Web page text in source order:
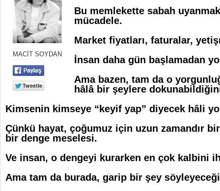
MACİT SOYDAN
Bu memlekette sabah
mücadele.
Market fiyatları, faturalar,
İnsan daha gün başlamadan
Ama bazen, tam da o
hâlâ bir şeylere
Kimsenin kimseye “keyif yap” diyecek hâli
Çünkü hayat, çoğumuz için uzun zamandır
bir denge meselesi.
Ve insan, o dengeyi kurarken en çok kalbini
Ama tam da burada, garip bir şey